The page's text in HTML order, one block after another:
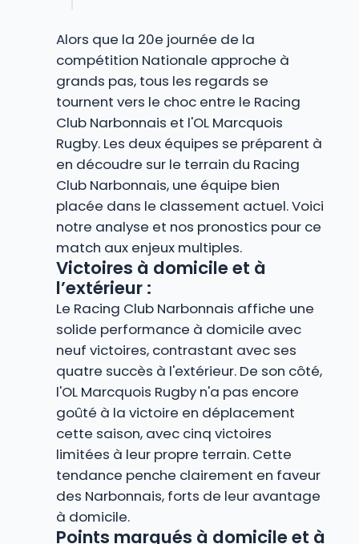
Alors que la 20e journée de la
compétition Nationale approche à
grands pas, tous les regards se
tournent vers le choc entre le Racing
Club Narbonnais et l'OL Marcquois
Rugby. Les deux équipes se préparent à
en découdre sur le terrain du Racing
Club Narbonnais, une équipe bien
placée dans le classement actuel. Voici
notre analyse et nos pronostics pour ce
match aux enjeux multiples.
Victoires à domicile et à
l’extérieur :
Le Racing Club Narbonnais affiche une
solide performance à domicile avec
neuf victoires, contrastant avec ses
quatre succès à l'extérieur. De son côté,
l'OL Marcquois Rugby n'a pas encore
goûté à la victoire en déplacement
cette saison, avec cinq victoires
limitées à leur propre terrain. Cette
tendance penche clairement en faveur
des Narbonnais, forts de leur avantage
à domicile.
Points marqués à domicile et à